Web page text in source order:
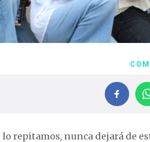
lo repitamos, nunca dejará de